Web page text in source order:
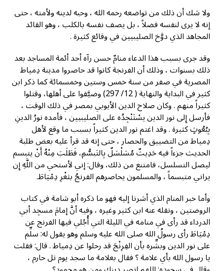
ولا شك أن ذلك من تواضعه رحمه الله ، وحبه لدينه ولأمته ، حتى
إنه لا يرى لنفسه فضلاً ، بل يصف نفسه بالكلب ، وهو القائد
المجاهد الذي دوَّخ الصليبيين في وقائع كثيرة .
وقد جرى بسبب هذا الدعاء منامٌ حسن رآه أحد أئمة المساجد بعد
ذلك بسنوات ، وذلك أن الفرنجة كانوا قد حاصروا مدينة دِمياط
المصرية في صفر من سنة خمس وستين وخمسمائة كما ذكر ابن
كثير في البداية والنهاية ( 12/ 297) وضيَّقوا على أهلها، وقتلوا
كثيراً منهم . وكان صلاح الدين الأيوبي بمصر في ذلك الوقت ،
فأرسل إِلى نور الدين يسْتَنْجِدُه على الصليبيين ، فأمده نورُ الدينِ
بِبُعُوثٍ كثيرة . وقد اغتم نور الدين كثيراً بسبب ما وقع لأهل
دِمياط من التضييق والحصار ، حتى إنه قد قرأ عليه بعض طلبة
الحديث جزءاً فيه حَدِيثٌ مُسَلْسَلٌ بِالتَبسُّمِ، فَطَلَبَ مِنْهُ أَنْ يتبسم
ليصل التسلسل، فامتنع من ذلك، وقال: إني لأستحي من اللَّهِ إِن
يراني متبسماً ، والمسلمون يحاصرهم الفرنجُ بثغْرِ دِمْيَاطَ.
وأما خبر المنام الذي أشرنا إليه فهو ما ذكره أبو شامة في كتاب
الروضتين ، ونقله عنه ابن كثير وغيره ، وفيه أنَّ إمامَ مسجِد أبي
الدرداء قد رأى في منامه في الليلة التي أُجْلي فيها الفرنج عن
دِمْيَاطَ رأى رسولُ الله صلى الله عليه وسلم وهو يقول له: سلِّم
على نور الدين وبشِّره بأن الفِرِنْجَ قد رحلوا عن دِمياط . قال: فقلت
يا رسول الله بأي علامة ؟ فقال بعلامة ما سجد يوم تل حارم ،